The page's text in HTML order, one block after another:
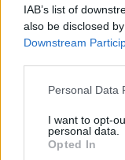
IAB’s list of
also be disclosed
Downstream
Please note that
not limited to your
grant or deny
use your data for
Personal Data
I want to opt-
personal data.
Opted In
Play
|2016 június